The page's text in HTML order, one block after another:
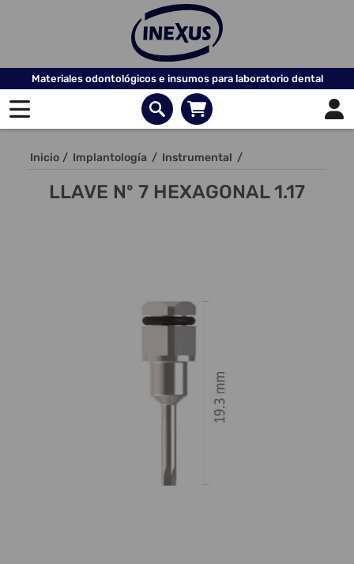
Materiales odontológicos e insumos para laboratorio dental
Inicio / Implantología / Instrumental /
LLAVE Nº 7 HEXAGONAL 1.17